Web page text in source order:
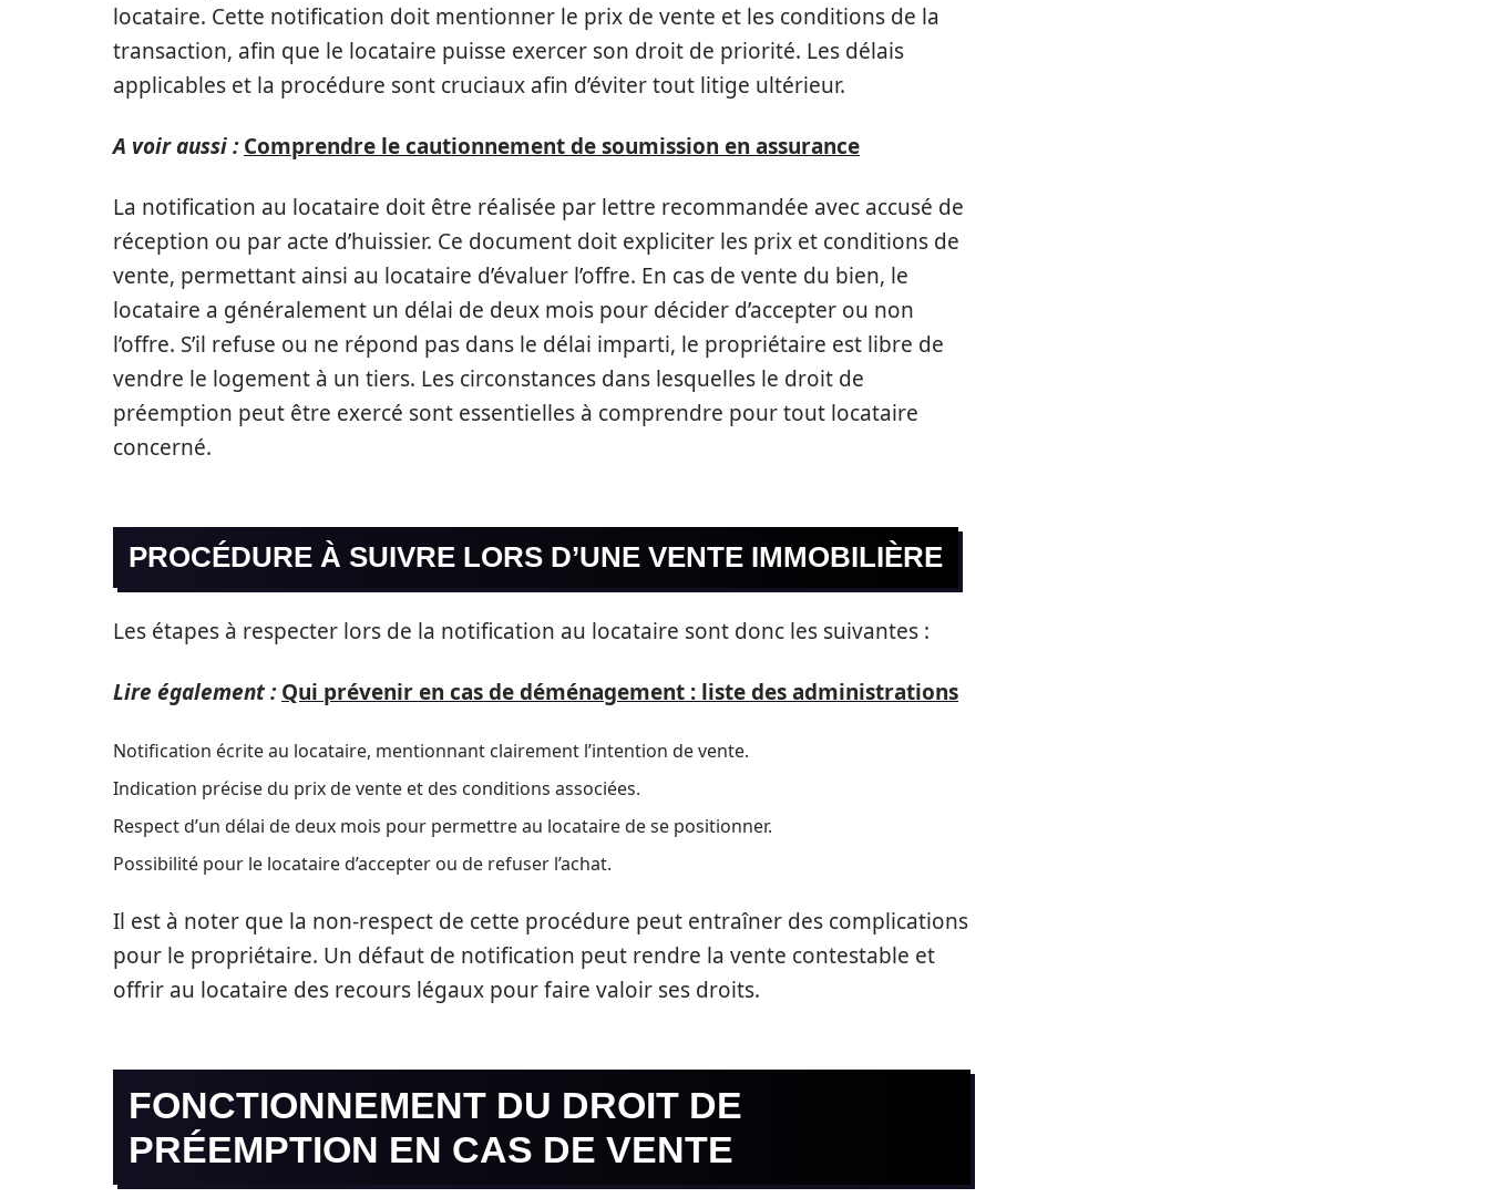
locataire. Cette notification doit mentionner le prix de vente et les conditions de la
transaction, afin que le locataire puisse exercer son droit de priorité. Les délais
applicables et la procédure sont cruciaux afin d’éviter tout litige ultérieur.
A voir aussi : Comprendre le cautionnement de soumission en assurance
La notification au locataire doit être réalisée par lettre recommandée avec accusé de
réception ou par acte d’huissier. Ce document doit expliciter les prix et conditions de
vente, permettant ainsi au locataire d’évaluer l’offre. En cas de vente du bien, le
locataire a généralement un délai de deux mois pour décider d’accepter ou non
l’offre. S’il refuse ou ne répond pas dans le délai imparti, le propriétaire est libre de
vendre le logement à un tiers. Les circonstances dans lesquelles le droit de
préemption peut être exercé sont essentielles à comprendre pour tout locataire
concerné.
PROCÉDURE À SUIVRE LORS D’UNE VENTE IMMOBILIÈRE
Les étapes à respecter lors de la notification au locataire sont donc les suivantes :
Lire également : Qui prévenir en cas de déménagement : liste des administrations
Notification écrite au locataire, mentionnant clairement l’intention de vente.
Indication précise du prix de vente et des conditions associées.
Respect d’un délai de deux mois pour permettre au locataire de se positionner.
Possibilité pour le locataire d’accepter ou de refuser l’achat.
Il est à noter que la non-respect de cette procédure peut entraîner des complications
pour le propriétaire. Un défaut de notification peut rendre la vente contestable et
offrir au locataire des recours légaux pour faire valoir ses droits.
FONCTIONNEMENT DU DROIT DE
PRÉEMPTION EN CAS DE VENTE